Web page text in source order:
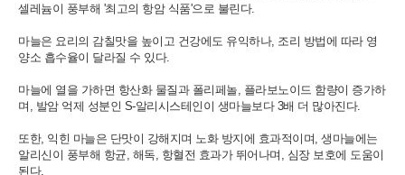
셀레늄이 풍부해 '최고의 항암 식품'으로 불린다.
마늘은 요리의 감칠맛을 높이고 건강에도 유익하나, 조리 방법에 따라 영
양소 흡수율이 달라질 수 있다.
마늘에 열을 가하면 항산화 물질과 폴리페놀, 플라보노이드 함량이 증가하
며, 발암 억제 성분인 S-알리시스테인이 생마늘보다 3배 더 많아진다.
또한, 익힌 마늘은 단맛이 강해지며 노화 방지에 효과적이며, 생마늘에는
알리신이 풍부해 항균, 해독, 항혈전 효과가 뛰어나며, 심장 보호에 도움이
된다.